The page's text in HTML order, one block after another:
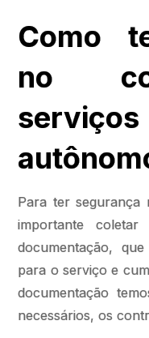
Como
no
Para ter segurança
importante
documentação,
para o serviço e
documentação
necessários, os